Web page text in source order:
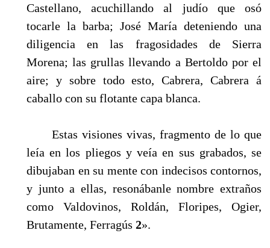
Castellano, acuchillando al judío que osó
tocarle la barba; José María deteniendo una
diligencia en las fragosidades de Sierra
Morena; las grullas llevando a Bertoldo por el
aire; y sobre todo esto, Cabrera, Cabrera á
caballo con su flotante capa blanca.
Estas visiones vivas, fragmento de lo que
leía en los pliegos y veía en sus grabados, se
dibujaban en su mente con indecisos contornos,
y junto a ellas, resonábanle nombre extraños
como Valdovinos, Roldán, Floripes, Ogier,
Brutamente, Ferragús 2».